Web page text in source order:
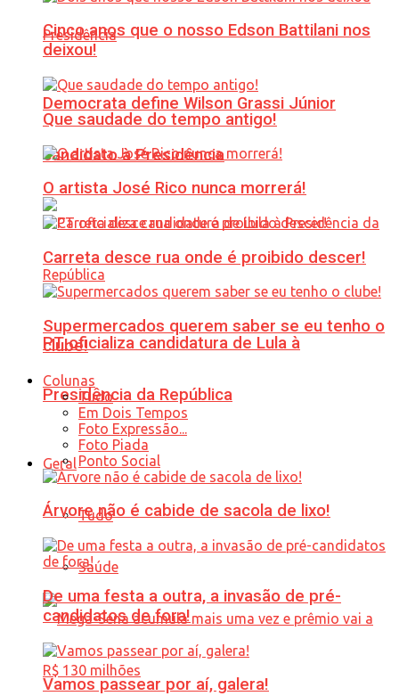
Democrata define Wilson Grassi Júnior
candidato à Presidência
PT oficializa candidatura de Lula à
Presidência da República
Geral
Tudo
Saúde
Cinco anos que o nosso Edson Battilani nos
deixou!
Que saudade do tempo antigo!
O artista José Rico nunca morrerá!
Carreta desce rua onde é proibido descer!
Supermercados querem saber se eu tenho o
clube!
Colunas
Tudo
Em Dois Tempos
Foto Expressão...
Foto Piada
Ponto Social
Árvore não é cabide de sacola de lixo!
De uma festa a outra, a invasão de pré-
candidatos de fora!
Vamos passear por aí, galera!